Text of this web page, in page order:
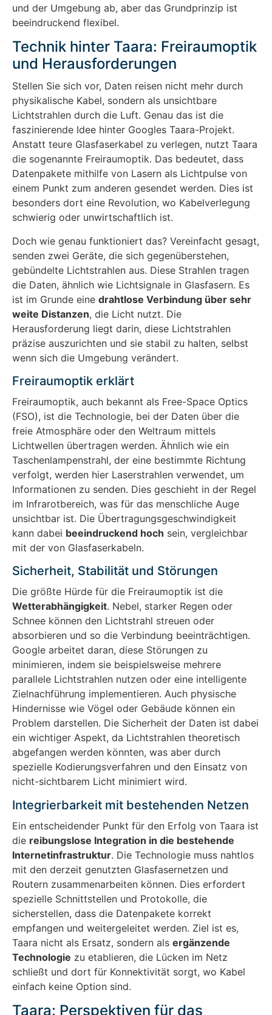
und der Umgebung ab, aber das Grundprinzip ist
beeindruckend flexibel.
Technik hinter Taara: Freiraumoptik
und Herausforderungen
Stellen Sie sich vor, Daten reisen nicht mehr durch
physikalische Kabel, sondern als unsichtbare
Lichtstrahlen durch die Luft. Genau das ist die
faszinierende Idee hinter Googles Taara-Projekt.
Anstatt teure Glasfaserkabel zu verlegen, nutzt Taara
die sogenannte Freiraumoptik. Das bedeutet, dass
Datenpakete mithilfe von Lasern als Lichtpulse von
einem Punkt zum anderen gesendet werden. Dies ist
besonders dort eine Revolution, wo Kabelverlegung
schwierig oder unwirtschaftlich ist.
Doch wie genau funktioniert das? Vereinfacht gesagt,
senden zwei Geräte, die sich gegenüberstehen,
gebündelte Lichtstrahlen aus. Diese Strahlen tragen
die Daten, ähnlich wie Lichtsignale in Glasfasern. Es
ist im Grunde eine drahtlose Verbindung über sehr
weite Distanzen, die Licht nutzt. Die
Herausforderung liegt darin, diese Lichtstrahlen
präzise auszurichten und sie stabil zu halten, selbst
wenn sich die Umgebung verändert.
Freiraumoptik erklärt
Freiraumoptik, auch bekannt als Free-Space Optics
(FSO), ist die Technologie, bei der Daten über die
freie Atmosphäre oder den Weltraum mittels
Lichtwellen übertragen werden. Ähnlich wie ein
Taschenlampenstrahl, der eine bestimmte Richtung
verfolgt, werden hier Laserstrahlen verwendet, um
Informationen zu senden. Dies geschieht in der Regel
im Infrarotbereich, was für das menschliche Auge
unsichtbar ist. Die Übertragungsgeschwindigkeit
kann dabei beeindruckend hoch sein, vergleichbar
mit der von Glasfaserkabeln.
Sicherheit, Stabilität und Störungen
Die größte Hürde für die Freiraumoptik ist die
Wetterabhängigkeit. Nebel, starker Regen oder
Schnee können den Lichtstrahl streuen oder
absorbieren und so die Verbindung beeinträchtigen.
Google arbeitet daran, diese Störungen zu
minimieren, indem sie beispielsweise mehrere
parallele Lichtstrahlen nutzen oder eine intelligente
Zielnachführung implementieren. Auch physische
Hindernisse wie Vögel oder Gebäude können ein
Problem darstellen. Die Sicherheit der Daten ist dabei
ein wichtiger Aspekt, da Lichtstrahlen theoretisch
abgefangen werden könnten, was aber durch
spezielle Kodierungsverfahren und den Einsatz von
nicht-sichtbarem Licht minimiert wird.
Integrierbarkeit mit bestehenden Netzen
Ein entscheidender Punkt für den Erfolg von Taara ist
die reibungslose Integration in die bestehende
Internetinfrastruktur. Die Technologie muss nahtlos
mit den derzeit genutzten Glasfasernetzen und
Routern zusammenarbeiten können. Dies erfordert
spezielle Schnittstellen und Protokolle, die
sicherstellen, dass die Datenpakete korrekt
empfangen und weitergeleitet werden. Ziel ist es,
Taara nicht als Ersatz, sondern als ergänzende
Technologie zu etablieren, die Lücken im Netz
schließt und dort für Konnektivität sorgt, wo Kabel
einfach keine Option sind.
Taara: Perspektiven für das